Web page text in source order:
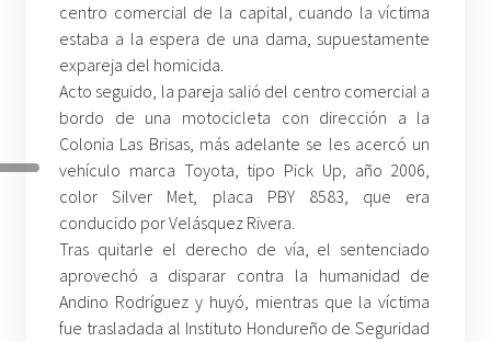
centro comercial de la capital, cuando la víctima
estaba a la espera de una dama, supuestamente
expareja del homicida.
Acto seguido, la pareja salió del centro comercial a
bordo de una motocicleta con dirección a la
Colonia Las Brisas, más adelante se les acercó un
vehículo marca Toyota, tipo Pick Up, año 2006,
color Silver Met, placa PBY 8583, que era
conducido por Velásquez Rivera.
Tras quitarle el derecho de vía, el sentenciado
aprovechó a disparar contra la humanidad de
Andino Rodríguez y huyó, mientras que la víctima
fue trasladada al Instituto Hondureño de Seguridad